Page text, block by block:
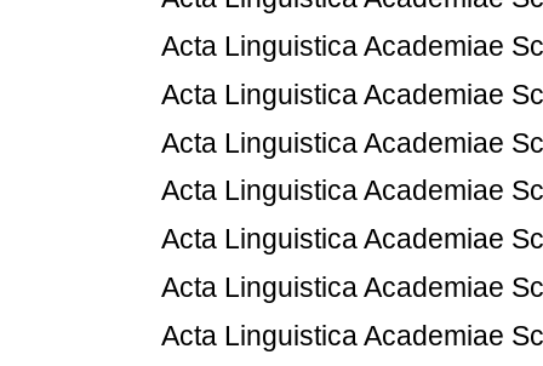
Acta Linguistica Academiae
Acta Linguistica Academiae
Acta Linguistica Academiae
Acta Linguistica Academiae
Acta Linguistica Academiae
Acta Linguistica Academiae
Acta Linguistica Academiae